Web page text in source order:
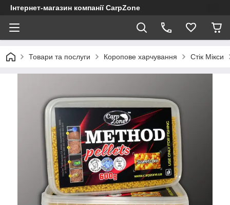
Інтернет-магазин компанії CarpZone
Товари та послуги Коропове харчування Стік Мікси